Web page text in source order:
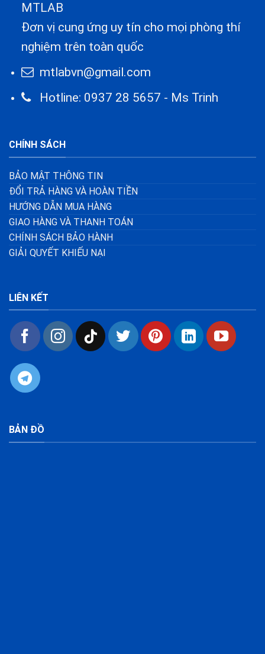
MTLAB
Đơn vị cung ứng uy tín cho mọi phòng thí
nghiệm trên toàn quốc
mtlabvn@gmail.com
Hotline: 0937 28 5657 - Ms Trinh
CHÍNH SÁCH
BẢO MẬT THÔNG TIN
ĐỔI TRẢ HÀNG VÀ HOÀN TIỀN
HƯỚNG DẪN MUA HÀNG
GIAO HÀNG VÀ THANH TOÁN
CHÍNH SÁCH BẢO HÀNH
GIẢI QUYẾT KHIẾU NẠI
LIÊN KẾT
BẢN ĐỒ